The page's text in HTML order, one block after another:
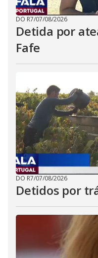
DO R7/07/08/2026
Detida por
Fafe
DO R7/07/08/2026
Detidos por